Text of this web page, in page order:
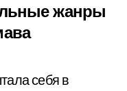
жанры
себя в